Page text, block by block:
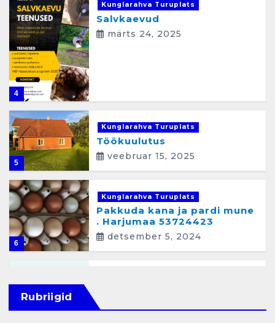
4
Kunglarahva Turuplats
Salvkaevud
märts 24, 2025
5
Kunglarahva Turuplats
Töökuulutus
veebruar 15, 2025
6
Kunglarahva Turuplats
Pakkuda kana ja pardi mune
. Harjumaa 53724423
detsember 5, 2024
Rubriigid